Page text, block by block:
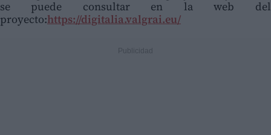
se puede consultar en la web del
proyecto:https://digitalia.valgrai.eu/